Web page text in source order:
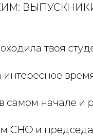
твоя
интересное
начале и
СНО и